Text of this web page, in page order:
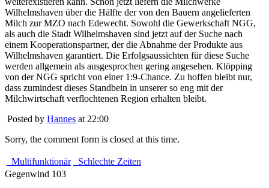
Wilhelmshaven über die Hälfte der von den Bauern angelieferten
Milch zur MZO nach Edewecht. Sowohl die Gewerkschaft NGG,
als auch die Stadt Wilhelmshaven sind jetzt auf der Suche nach
einem Kooperationspartner, der die Abnahme der Produkte aus
Wilhelmshaven garantiert. Die Erfolgsaussichten für diese Suche
werden allgemein als ausgesprochen gering angesehen. Klöpping
von der NGG spricht von einer 1:9-Chance. Zu hoffen bleibt nur,
dass zumindest dieses Standbein in unserer so eng mit der
Milchwirtschaft verflochtenen Region erhalten bleibt.
Posted by Hannes at 22:00
Sorry, the comment form is closed at this time.
Multifunktionär
Schlechte Zeiten
Gegenwind 103